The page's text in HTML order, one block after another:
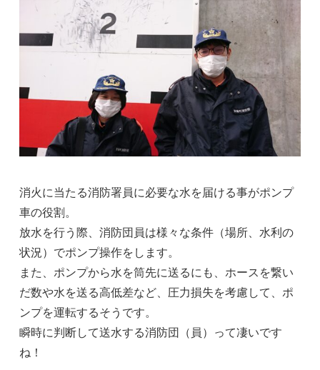
消火に当たる消防署員に必要な水を届ける事がポンプ
車の役割。
放水を行う際、消防団員は様々な条件（場所、水利の
状況）でポンプ操作をします。
また、ポンプから水を筒先に送るにも、ホースを繋い
だ数や水を送る高低差など、圧力損失を考慮して、ポ
ンプを運転するそうです。
瞬時に判断して送水する消防団（員）って凄いです
ね！